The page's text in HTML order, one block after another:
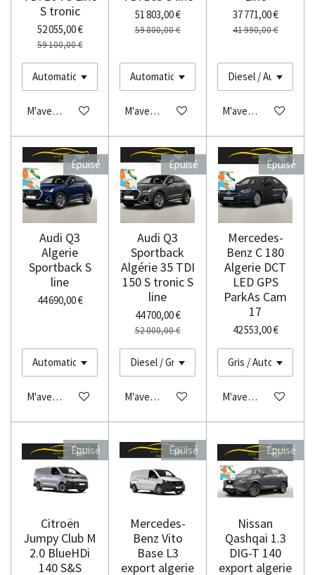
S tronic
52 055,00 €
59 100,00 €
M'avertir si disponible
51 803,00 €
59 800,00 €
M'avertir si disponible
37 771,00 €
41 990,00 €
M'avertir si
Épuisé
Audi Q3
Algerie
Sportback S
line
44 690,00 €
M'avertir si disponible
Épuisé
Audi Q3
Sportback
Algérie 35 TDI
150 S tronic S
line
44 700,00 €
52 000,00 €
M'avertir si disponible
Épuisé
Mercedes-
Benz C 180
Algerie DCT
LED GPS
ParkAs Cam
17
42 553,00 €
M'avertir si
Épuisé
Citroën
Jumpy Club M
2.0 BlueHDi
140 S&S
Épuisé
Mercedes-
Benz Vito
Base L3
export algerie
Épuisé
Nissan
Qashqai 1.3
DIG-T 140
export algerie